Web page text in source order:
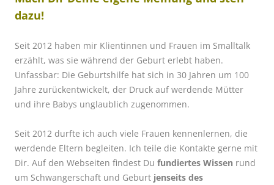
dazu!
Seit 2012 haben mir Klientinnen und Frauen im Smalltalk
erzählt, was sie während der Geburt erlebt haben.
Unfassbar: Die Geburtshilfe hat sich in 30 Jahren um 100
Jahre zurückentwickelt, der Druck auf werdende Mütter
und ihre Babys unglaublich zugenommen.
Seit 2012 durfte ich auch viele Frauen kennenlernen, die
werdende Eltern begleiten. Ich teile die Kontakte gerne mit
Dir. Auf den Webseiten findest Du fundiertes Wissen rund
um Schwangerschaft und Geburt jenseits des